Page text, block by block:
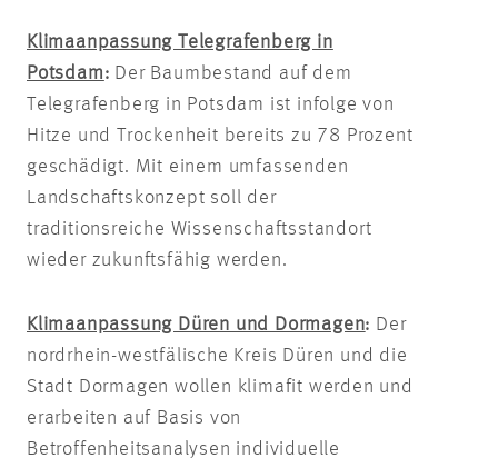
Klimaanpassung Telegrafenberg in
Potsdam: Der Baumbestand auf dem
Telegrafenberg in Potsdam ist infolge von
Hitze und Trockenheit bereits zu 78 Prozent
geschädigt. Mit einem umfassenden
Landschaftskonzept soll der
traditionsreiche Wissenschaftsstandort
wieder zukunftsfähig werden.
Klimaanpassung Düren und Dormagen: Der
nordrhein-westfälische Kreis Düren und die
Stadt Dormagen wollen klimafit werden und
erarbeiten auf Basis von
Betroffenheitsanalysen individuelle